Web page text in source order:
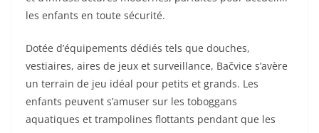
les enfants en toute sécurité.
Dotée d’équipements dédiés tels que douches,
vestiaires, aires de jeux et surveillance, Bačvice s’avère
un terrain de jeu idéal pour petits et grands. Les
enfants peuvent s’amuser sur les toboggans
aquatiques et trampolines flottants pendant que les